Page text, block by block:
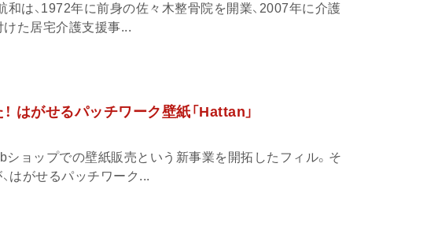
は、1972年に前身の佐々木整骨院を開業、2007年に介護
けた居宅介護支援事...
はがせるパッチワーク壁紙「Hattan」
ショップでの壁紙販売という新事業を開拓したフィル。そ
はがせるパッチワーク...